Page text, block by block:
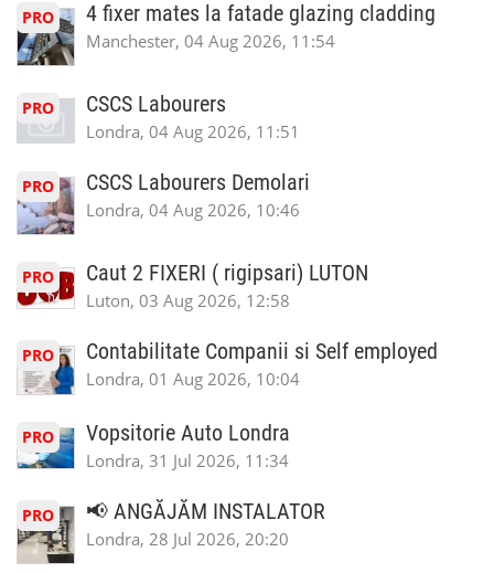
PRO 4 fixer mates la fatade glazing cladding
Manchester, 04 Aug 2026, 11:54
PRO CSCS Labourers
Londra, 04 Aug 2026, 11:51
PRO CSCS Labourers Demolari
Londra, 04 Aug 2026, 10:46
PRO Caut 2 FIXERI ( rigipsari) LUTON
Luton, 03 Aug 2026, 12:58
PRO Contabilitate Companii si Self employed
Londra, 01 Aug 2026, 10:04
PRO Vopsitorie Auto Londra
Londra, 31 Jul 2026, 11:34
PRO 📢 ANGĂJĂM INSTALATOR
Londra, 28 Jul 2026, 20:20